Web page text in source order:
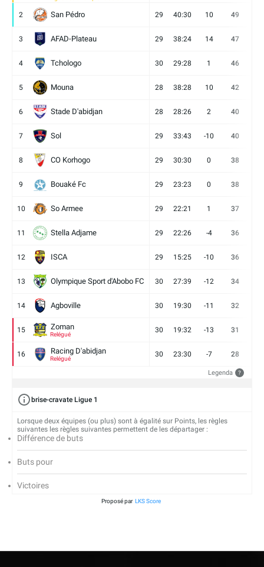
2 San Pédro 29 40:30 10 49
3 AFAD-Plateau 29 38:24 14 47
4 Tchologo 30 29:28 1 46
5 Mouna 28 38:28 10 42
6 Stade D'abidjan 28 28:26 2 40
7 Sol 29 33:43 -10 40
8 CO Korhogo 29 30:30 0 38
9 Bouaké Fc 29 23:23 0 38
10 So Armee 29 22:21 1 37
11 Stella Adjame 29 22:26 -4 36
12 ISCA 29 15:25 -10 36
13 Olympique Sport d'Abobo FC 30 27:39 -12 34
14 Agboville 30 19:30 -11 32
15 Zoman
Relégué
30 19:32 -13 31
16 Racing D'abidjan
Relégué
30 23:30 -7 28
Legenda ?
brise-cravate Ligue 1
Lorsque deux équipes (ou plus) sont à égalité sur Points, les règles
suivantes les règles suivantes permettent de les départager :
Différence de buts
Buts pour
Victoires
Proposé par LKS Score